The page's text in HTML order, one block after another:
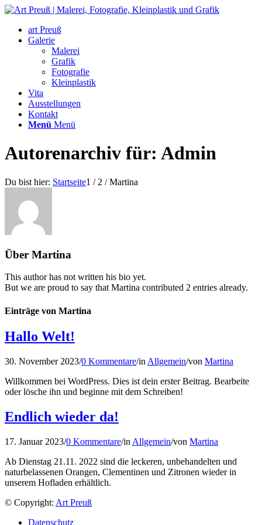
art Preuß
Galerie
Malerei
Grafik
Fotografie
Kleinplastik
Vita
Ausstellungen
Kontakt
Menü Menü
Autorenarchiv für: Admin
Du bist hier: Startseite1 / 2 / Martina
Über Martina
This author has not written his bio yet.
But we are proud to say that Martina contributed 2 entries already.
Einträge von Martina
Hallo Welt!
30. November 2023/0 Kommentare/in Allgemein/von Martina
Willkommen bei WordPress. Dies ist dein erster Beitrag. Bearbeite
oder lösche ihn und beginne mit dem Schreiben!
Endlich wieder da!
17. Januar 2023/0 Kommentare/in Allgemein/von Martina
Ab Dienstag 21.11. 2022 sind die leckeren, unbehandelten und
naturbelassenen Orangen, Clementinen und Zitronen wieder in
unserem Hofladen erhältlich.
© Copyright: Art Preuß
Datenschutz